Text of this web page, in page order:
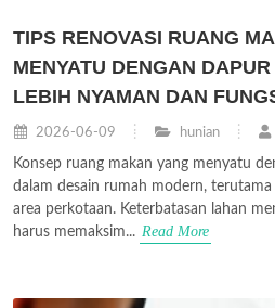
TIPS RENOVASI RUANG
MENYATU DENGAN
LEBIH NYAMAN DAN
2026-06-09 hunian
Konsep ruang makan yang menyatu
dalam desain rumah modern,
area perkotaan. Keterbatasan lahan
harus memaksim... Read More